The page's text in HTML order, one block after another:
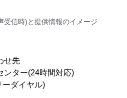
受信時)と提供情報のイメージ
せ先
ンター(24時間対応)
ーダイヤル)